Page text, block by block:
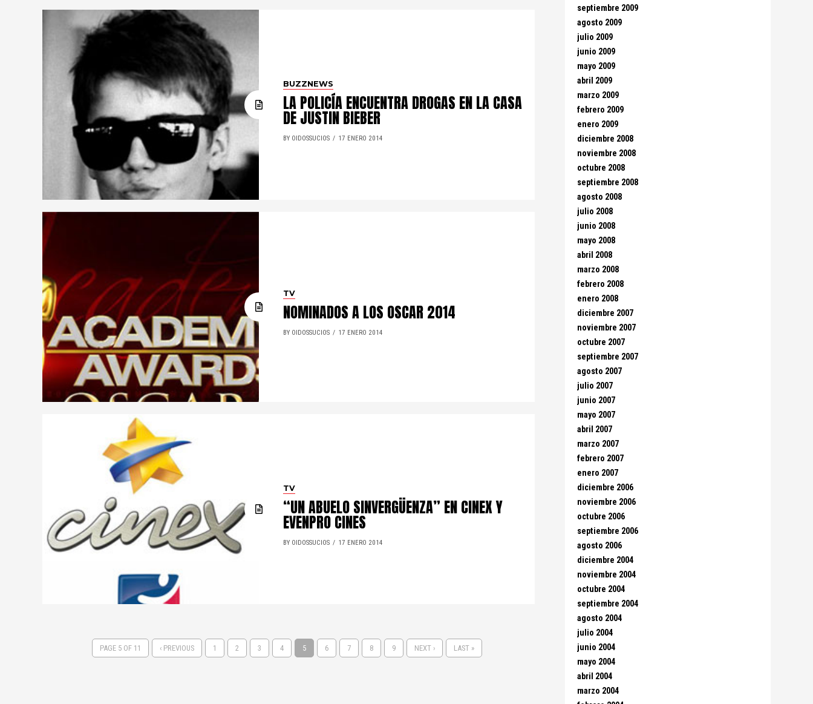
BUZZNEWS
LA POLICÍA ENCUENTRA DROGAS EN LA CASA
DE JUSTIN BIEBER
BY OIDOSSUCIOS 17 ENERO 2014
TV
NOMINADOS A LOS OSCAR 2014
BY OIDOSSUCIOS 17 ENERO 2014
TV
“UN ABUELO SINVERGÜENZA” EN CINEX Y
EVENPRO CINES
BY OIDOSSUCIOS 17 ENERO 2014
PAGE 5 OF 11 ‹ PREVIOUS 1 2 3 4 5 6 7 8 9 NEXT › LAST »
septiembre 2009
agosto 2009
julio 2009
junio 2009
mayo 2009
abril 2009
marzo 2009
febrero 2009
enero 2009
diciembre 2008
noviembre 2008
octubre 2008
septiembre 2008
agosto 2008
julio 2008
junio 2008
mayo 2008
abril 2008
marzo 2008
febrero 2008
enero 2008
diciembre 2007
noviembre 2007
octubre 2007
septiembre 2007
agosto 2007
julio 2007
junio 2007
mayo 2007
abril 2007
marzo 2007
febrero 2007
enero 2007
diciembre 2006
noviembre 2006
octubre 2006
septiembre 2006
agosto 2006
diciembre 2004
noviembre 2004
octubre 2004
septiembre 2004
agosto 2004
julio 2004
junio 2004
mayo 2004
abril 2004
marzo 2004